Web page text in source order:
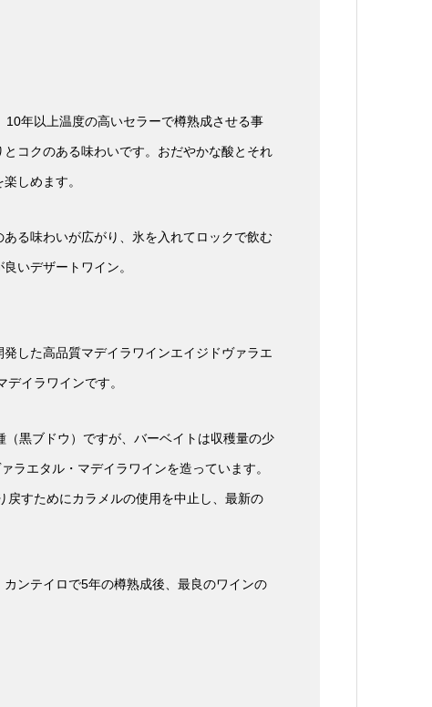
年以上温度の高いセラーで樽熟成させる事
コクのある味わいです。おだやかな酸とそれ
しめます。
る味わいが広がり、氷を入れてロックで飲む
いデザートワイン。
した高品質マデイラワインエイジドヴァラエ
イラワインです。
黒ブドウ）ですが、バーベイトは収穫量の少
ラエタル・マデイラワインを造っています。
すためにカラメルの使用を中止し、最新の
ンテイロで5年の樽熟成後、最良のワインの